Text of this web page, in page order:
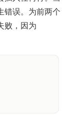
错误。为前两个
败，因为